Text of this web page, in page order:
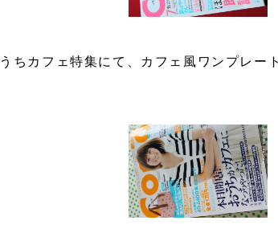
ちカフェ特集にて、カフェ風ワンプレー